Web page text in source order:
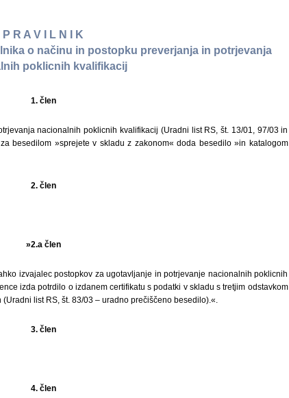
P R A V I L N I K
o načinu in postopku preverjanja in potrjevanja
poklicnih kvalifikacij
1. člen
nacionalnih poklicnih kvalifikacij (Uradni list RS, št. 13/01, 97/03 in
besedilom »sprejete v skladu z zakonom« doda besedilo »in katalogom
2. člen
»2.a člen
izvajalec postopkov za ugotavljanje in potrjevanje nacionalnih poklicnih
izda potrdilo o izdanem certifikatu s podatki v skladu s tretjim odstavkom
list RS, št. 83/03 – uradno prečiščeno besedilo).«.
3. člen
4. člen